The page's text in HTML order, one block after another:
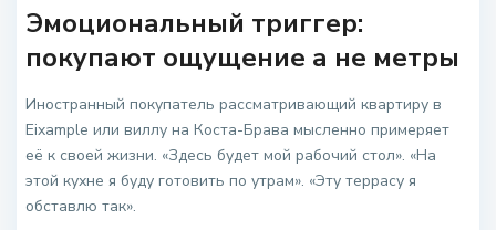
Эмоциональный триггер:
покупают ощущение а не метры
Иностранный покупатель рассматривающий квартиру в
Eixample или виллу на Коста-Брава мысленно примеряет
её к своей жизни. «Здесь будет мой рабочий стол». «На
этой кухне я буду готовить по утрам». «Эту террасу я
обставлю так».